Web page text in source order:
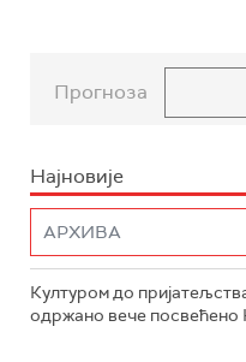
Прогноза
Најновије
Културом до
одржано вече посвећено